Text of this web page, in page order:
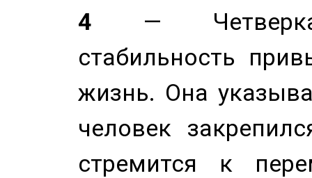
4 — Четверка
стабильность
жизнь. Она
человек
стремится к